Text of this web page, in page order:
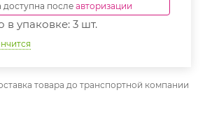
доступна после авторизации
в упаковке: 3 шт.
товара до транспортной компании